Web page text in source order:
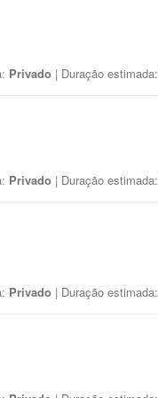
Privado | Duração estimada:
Privado | Duração estimada:
Privado | Duração estimada: